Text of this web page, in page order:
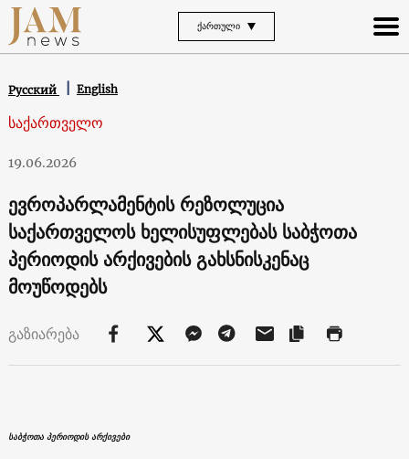
ᲥᲐᲠᲗᲣᲚᲘ
Русский English
საქართველო
19.06.2026
ევროპარლამენტის რეზოლუცია
საქართველოს ხელისუფლებას საბჭოთა
პერიოდის არქივების გახსნისკენაც
მოუწოდებს
გაზიარება
საბჭოთა პერიოდის არქივები